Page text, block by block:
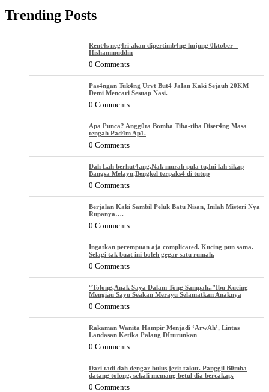
Trending Posts
Rent4s neg4ri akan dipertimb4ng hujung 0ktober –
Hishammuddin
0 Comments
Pas4ngan Tuk4ng Urvt But4 JaIan Kaki Sejauh 20KM
Demi Mencari Sesuap Nasi.
0 Comments
Apa Punca? Angg0ta Bomba Tiba-tiba Diser4ng Masa
tengah Pad4m Ap1.
0 Comments
Dah Lah berhut4ang,Nak murah pula tu,Ini lah sikap
Bangsa Melayu,Bengkel terpaks4 di tutup
0 Comments
Berjalan Kaki Sambil Peluk Batu Nisan, Inilah Misteri Nya
Rupanya….
0 Comments
Ingatkan perempuan aja complicated. Kucing pun sama.
Selagi tak buat ini boleh gegar satu rumah.
0 Comments
“Tolong,Anak Saya Dalam Tong Sampah..”Ibu Kucing
Mengiau Sayu Seakan Merayu Selamatkan Anaknya
0 Comments
Rakaman Wanita Hampir Menjadi ‘ArwAh’, Lintas
Landasan Ketika Palang DIturunkan
0 Comments
Dari tadi dah dengar bulus jerit takut. Panggil B0mba
datang tolong, sekali memang betul dia bercakap.
0 Comments